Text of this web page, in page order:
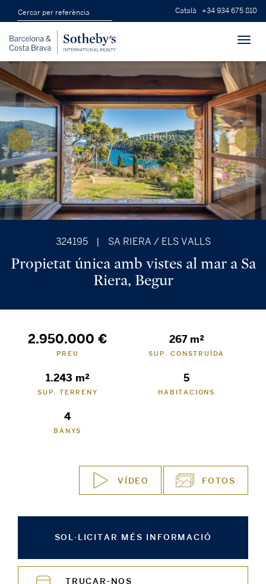
Català +34 934 675 810
324195 SA RIERA / ELS VALLS
Propietat única amb vistes al mar a Sa
Riera, Begur
2.950.000 €
PREU
267 m²
SUP. CONSTRUÏDA
1.243 m²
SUP. TERRENY
5
HABITACIONS
4
BANYS
VÍDEO FOTOS
SOL·LICITAR MÉS INFORMACIÓ
TRUCAR-NOS